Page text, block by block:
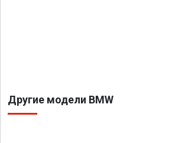
Другие модели BMW